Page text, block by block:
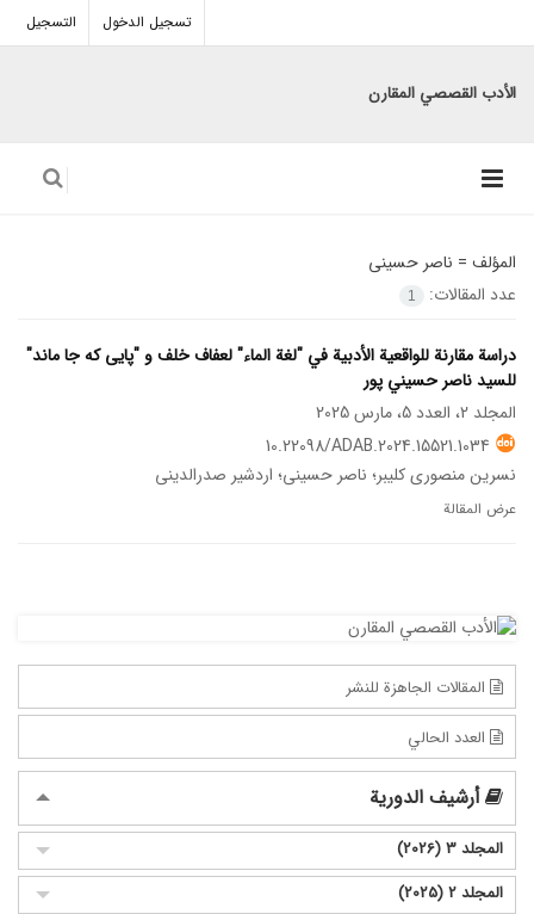
تسجيل الدخول التسجيل
الأدب القصصي المقارن
المؤلف = ناصر حسینی
عدد المقالات:
1
دراسة مقارنة للواقعیة الأدبیة في "لغة الماء" لعفاف خلف و "پایی که جا ماند"
للسید ناصر حسیني پور
المجلد 2، العدد 5، مارس 2025
10.22098/ADAB.2024.15521.1034
نسرین منصوری کلیبر؛ ناصر حسینی؛ اردشیر صدرالدینی
عرض المقالة
المقالات الجاهزة للنشر
العدد الحالي
أرشيف الدورية
المجلد 3 (2026)
المجلد 2 (2025)